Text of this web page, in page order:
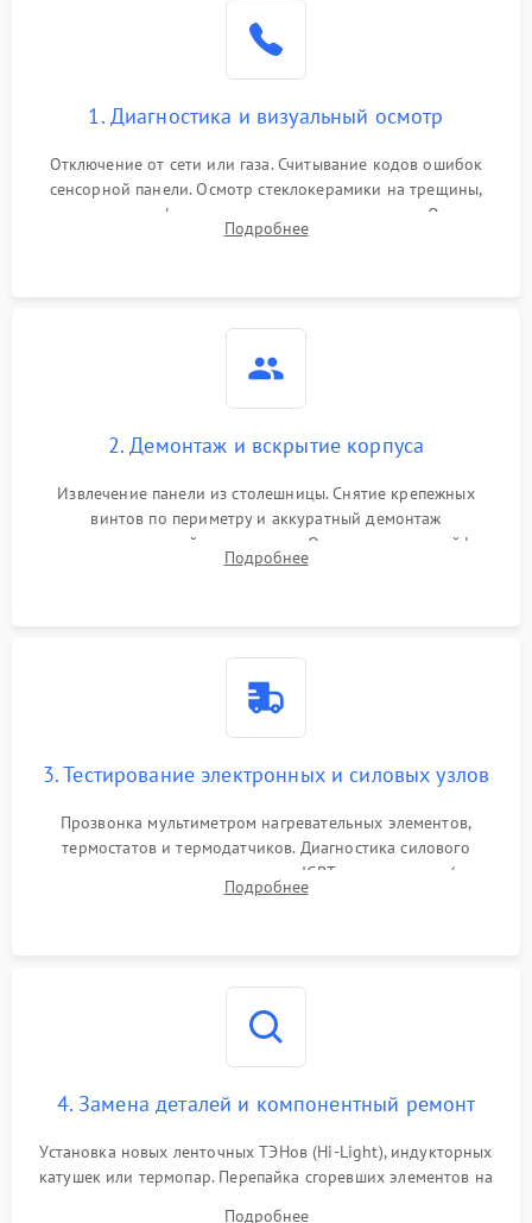
1. Диагностика и визуальный осмотр
Отключение от сети или газа. Считывание кодов ошибок
сенсорной панели. Осмотр стеклокерамики на трещины,
проверка конфорок на равномерность нагрева. Опрос
клиента о симптомах (не включается, не видит посуду,
Подробнее
2. Демонтаж и вскрытие корпуса
Извлечение панели из столешницы. Снятие крепежных
винтов по периметру и аккуратный демонтаж
стеклокерамической поверхности. Отсоединение шлейфов
сенсорного блока для доступа к силовым платам, катушкам
Подробнее
3. Тестирование электронных и силовых узлов
Прозвонка мультиметром нагревательных элементов,
термостатов и термодатчиков. Диагностика силового
модуля, реле, диодных мостов и IGBT-транзисторов (для
индукции). Проверка кранов и газ-контроля (для газовых
Подробнее
4. Замена деталей и компонентный ремонт
Установка новых ленточных ТЭНов (Hi-Light), индукторных
катушек или термопар. Перепайка сгоревших элементов на
Подробнее